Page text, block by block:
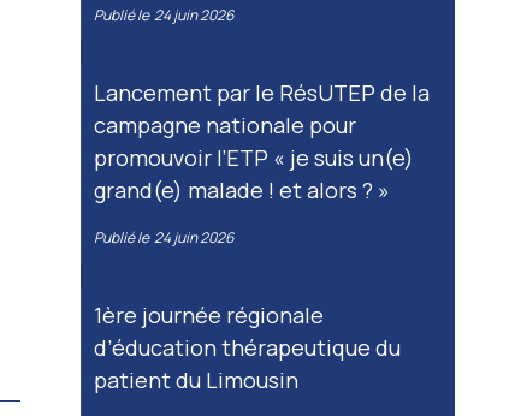
Publié le 24 juin 2026
Lancement par le RésUTEP de la
campagne nationale pour
promouvoir l’ETP « je suis un(e)
grand(e) malade ! et alors ? »
Publié le 24 juin 2026
1ère journée régionale
d’éducation thérapeutique du
patient du Limousin